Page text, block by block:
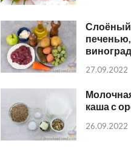
Слоёный
27.09.2022
каша с
26.09.2022